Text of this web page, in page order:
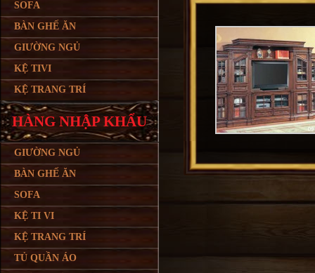
SOFA
BÀN GHẾ ĂN
GIƯỜNG NGỦ
KỆ TIVI
KỆ TRANG TRÍ
HÀNG NHẬP KHẨU
GIƯỜNG NGỦ
BÀN GHẾ ĂN
SOFA
KỆ TI VI
KỆ TRANG TRÍ
TỦ QUẦN ÁO